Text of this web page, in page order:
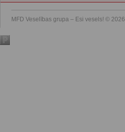
MFD Veselības grupa – Esi vesels! © 2026